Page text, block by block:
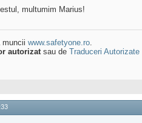
multumim Marius!
muncii www.safetyone.ro.
autorizatsau de Traduceri Autorizate